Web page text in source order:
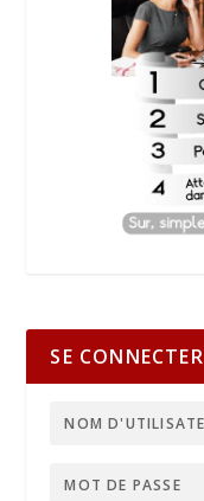
SE CONNECTER